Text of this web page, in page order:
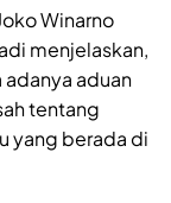
Winarno
menjelaskan,
aduan
tentang
yang berada di